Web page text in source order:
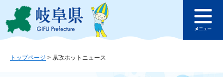
ジ
ュ
このページの本文へ
ュ
トップページ > 県政ホットニュース